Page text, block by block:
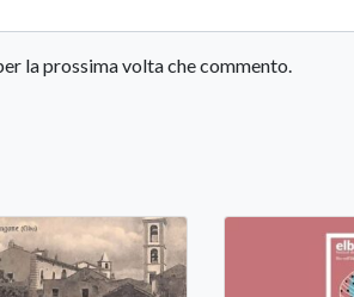
la prossima volta che commento.